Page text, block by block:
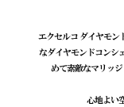
エクセルコ ダイヤモン
なダイヤモンドコンシ
めて素敵なマリッ
心地よい